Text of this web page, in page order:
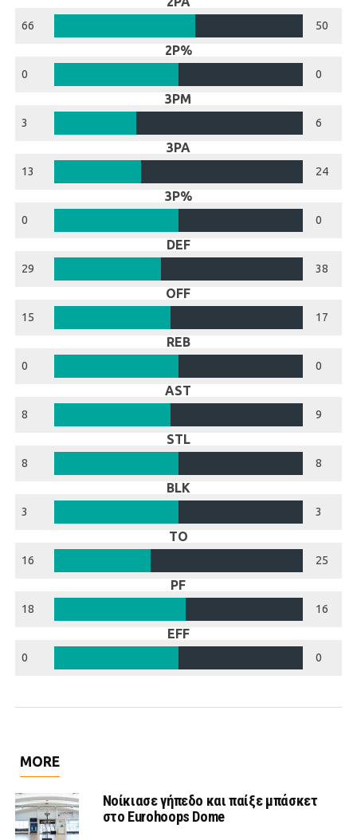
66 50
2P%
0 0
3PM
3 6
3PA
13 24
3P%
0 0
DEF
29 38
OFF
15 17
REB
0 0
AST
8 9
STL
8 8
BLK
3 3
TO
16 25
PF
18 16
EFF
0 0
MORE
Νοίκιασε γήπεδο και παίξε μπάσκετ
στο Eurohoops Dome